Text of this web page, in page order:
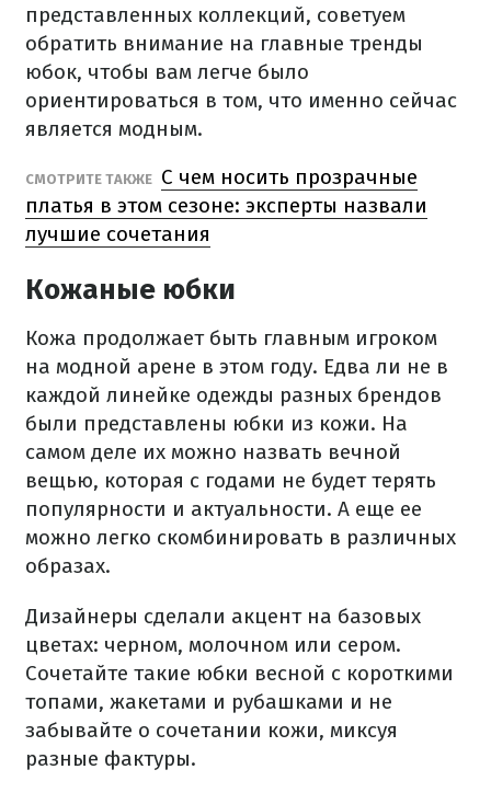
представленных коллекций, советуем
обратить внимание на главные тренды
юбок, чтобы вам легче было
ориентироваться в том, что именно сейчас
является модным.
СМОТРИТЕ ТАКЖЕ С чем носить прозрачные
платья в этом сезоне: эксперты назвали
лучшие сочетания
Кожаные юбки
Кожа продолжает быть главным игроком
на модной арене в этом году. Едва ли не в
каждой линейке одежды разных брендов
были представлены юбки из кожи. На
самом деле их можно назвать вечной
вещью, которая с годами не будет терять
популярности и актуальности. А еще ее
можно легко скомбинировать в различных
образах.
Дизайнеры сделали акцент на базовых
цветах: черном, молочном или сером.
Сочетайте такие юбки весной с короткими
топами, жакетами и рубашками и не
забывайте о сочетании кожи, миксуя
разные фактуры.